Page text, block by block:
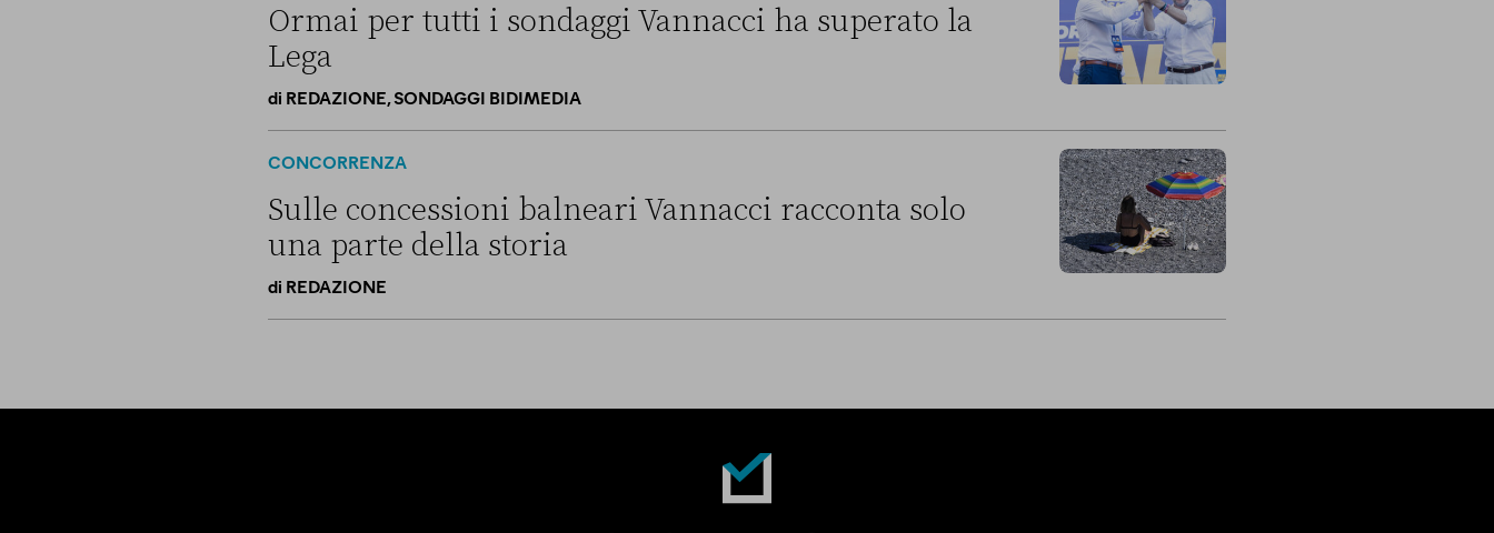
Ormai per tutti i sondaggi Vannacci ha superato la
Lega
di REDAZIONE, SONDAGGI BIDIMEDIA
CONCORRENZA
Sulle concessioni balneari Vannacci racconta solo
una parte della storia
di REDAZIONE